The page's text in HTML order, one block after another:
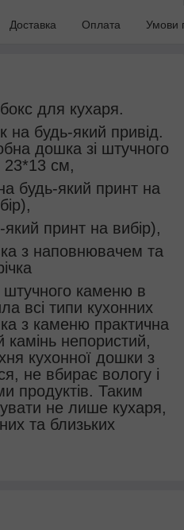
Доставка Оплата Умови
для кухаря.
на будь-який привід.
дошка зі штучного
см,
будь-який принт на
принт на вибір),
з наповнювачем та
каменю в
всі типи кухонних
з каменю практична
непористий,
кухонної дошки з
не вбирає вологу і
продуктів. Таким
не лише кухаря,
та близьких